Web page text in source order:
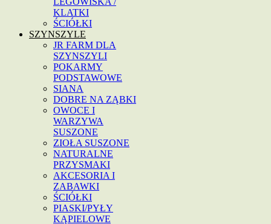
KLATKI
ŚCIÓŁKI
SZYNSZYLE
JR FARM DLA
SZYNSZYLI
POKARMY
PODSTAWOWE
SIANA
DOBRE NA ZĄBKI
OWOCE I
WARZYWA
SUSZONE
ZIOŁA SUSZONE
NATURALNE
PRZYSMAKI
AKCESORIA I
ZABAWKI
ŚCIÓŁKI
PIASKI/PYŁY
KĄPIELOWE